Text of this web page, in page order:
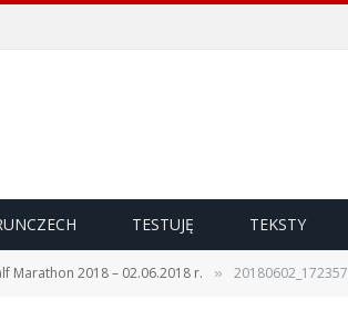
TESTUJĘ TEKSTY
Marathon 2018 – 02.06.2018 r. » 20180602_172357